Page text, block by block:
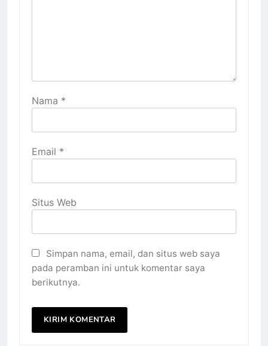
Nama *
Email *
Situs Web
Simpan nama, email, dan situs web saya
pada peramban ini untuk komentar saya
berikutnya.